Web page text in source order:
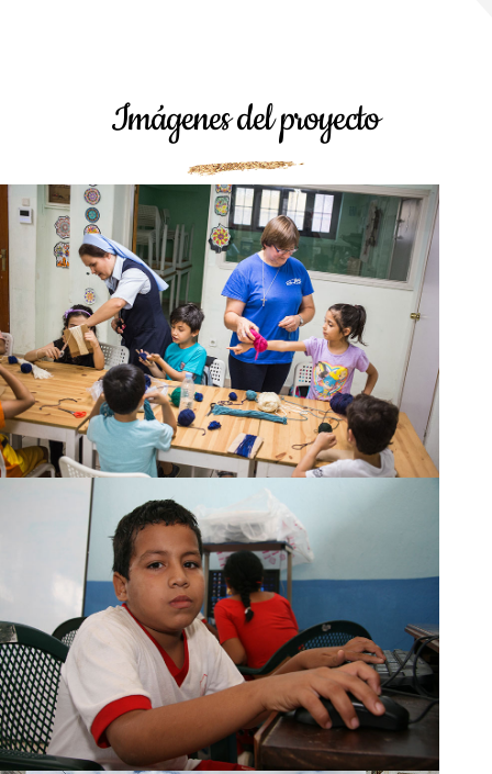
Imágenes del proyecto